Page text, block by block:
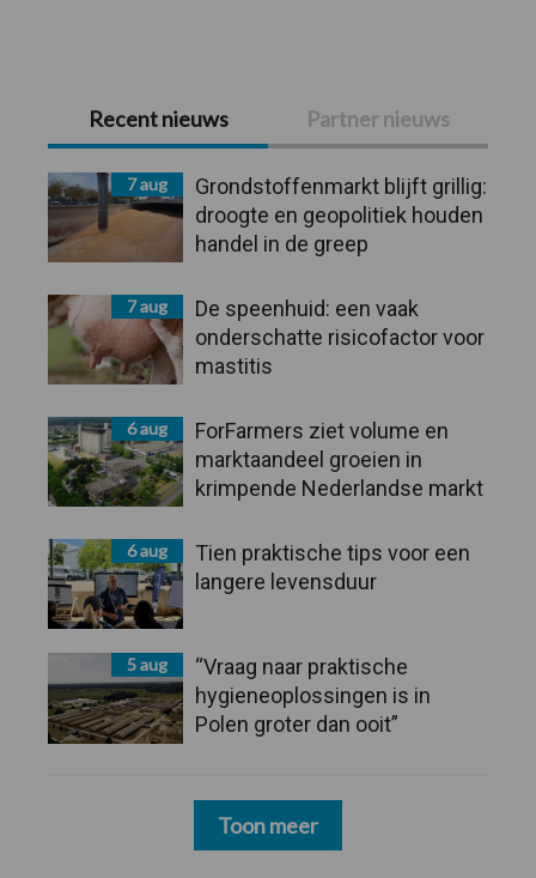
Primaire
Sidebar
Recent nieuws Partner nieuws
7 aug
Grondstoffenmarkt blijft grillig:
droogte en geopolitiek houden
handel in de greep
7 aug
De speenhuid: een vaak
onderschatte risicofactor voor
mastitis
6 aug
ForFarmers ziet volume en
marktaandeel groeien in
krimpende Nederlandse markt
6 aug
Tien praktische tips voor een
langere levensduur
5 aug
“Vraag naar praktische
hygieneoplossingen is in
Polen groter dan ooit”
Toon meer